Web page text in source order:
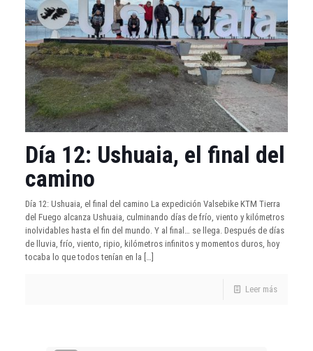
Día 12: Ushuaia, el final del
camino
Día 12: Ushuaia, el final del camino La expedición Valsebike KTM Tierra
del Fuego alcanza Ushuaia, culminando días de frío, viento y kilómetros
inolvidables hasta el fin del mundo. Y al final… se llega. Después de días
de lluvia, frío, viento, ripio, kilómetros infinitos y momentos duros, hoy
tocaba lo que todos tenían en la […]
Leer más